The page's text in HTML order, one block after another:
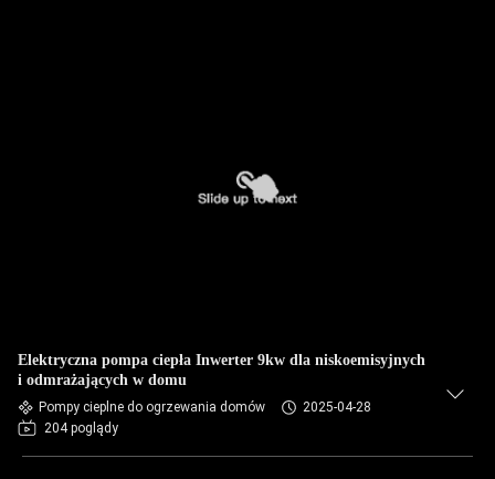
Elektryczna pompa ciepła Inwerter 9kw dla niskoemisyjnych
i odmrażających w domu
Pompy cieplne do ogrzewania domów
2025-04-28
204 poglądy